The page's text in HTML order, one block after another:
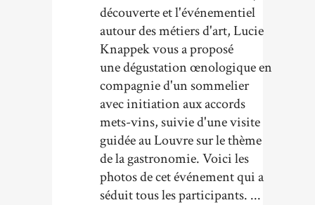
découverte et l'événementiel
autour des métiers d'art, Lucie
Knappek vous a proposé
une dégustation œnologique en
compagnie d'un sommelier
avec initiation aux accords
mets-vins, suivie d'une visite
guidée au Louvre sur le thème
de la gastronomie. Voici les
photos de cet événement qui a
séduit tous les participants. ...